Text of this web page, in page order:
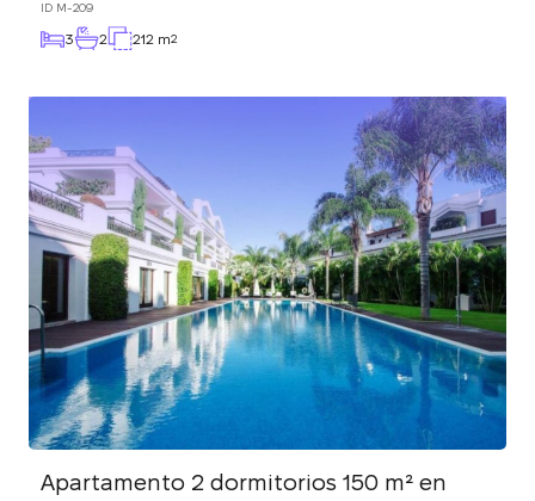
ID M-209
3 2 212 m2
Apartamento 2 dormitorios 150 m² en